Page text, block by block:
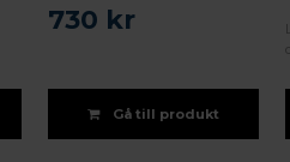
730 kr
Gå till produkt